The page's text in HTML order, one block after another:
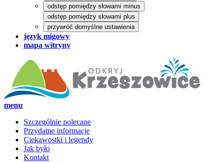
odstęp pomiędzy słowami minus
odstęp pomiędzy słowami plus
przywróć domyślne ustawienia
język migowy
mapa witryny
menu
Szczególnie polecane
Przydatne informacje
Ciekawostki i legendy
Jak było
Kontakt